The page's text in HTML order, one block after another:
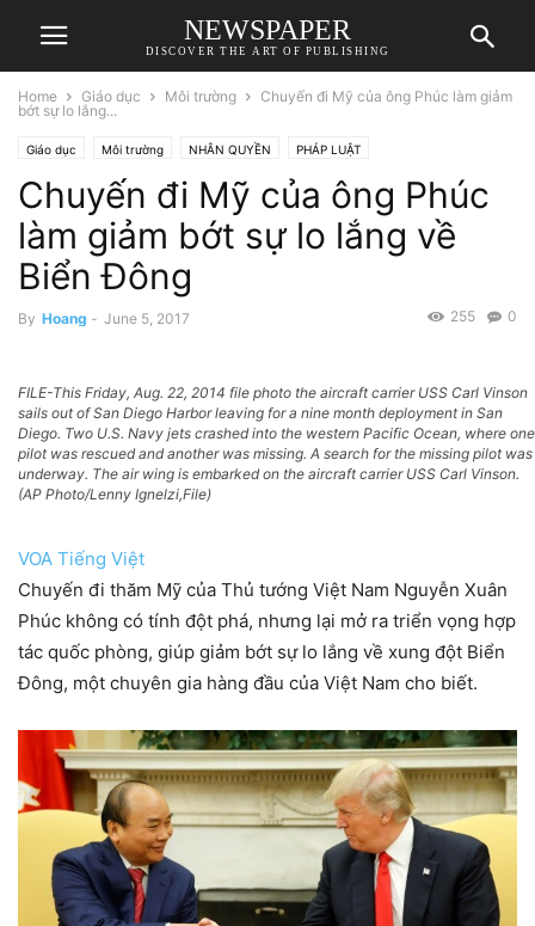
NEWSPAPER
DISCOVER THE ART OF PUBLISHING
Home Giáo dục Môi trường
Chuyến đi Mỹ của ông Phúc làm giảm
bớt sự lo lắng...
Giáo dục Môi trường NHÂN QUYỀN PHÁP LUẬT
Chuyến đi Mỹ của ông Phúc
làm giảm bớt sự lo lắng về
Biển Đông
By Hoang - June 5, 2017 0
255
FILE-This Friday, Aug. 22, 2014 file photo the aircraft carrier USS Carl Vinson
sails out of San Diego Harbor leaving for a nine month deployment in San
Diego. Two U.S. Navy jets crashed into the western Pacific Ocean, where one
pilot was rescued and another was missing. A search for the missing pilot was
underway. The air wing is embarked on the aircraft carrier USS Carl Vinson.
(AP Photo/Lenny Ignelzi,File)
VOA Tiếng Việt
Chuyến đi thăm Mỹ của Thủ tướng Việt Nam Nguyễn Xuân
Phúc không có tính đột phá, nhưng lại mở ra triển vọng hợp
tác quốc phòng, giúp giảm bớt sự lo lắng về xung đột Biển
Đông, một chuyên gia hàng đầu của Việt Nam cho biết.